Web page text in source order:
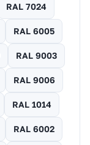
RAL 7024
RAL 6005
RAL 9003
RAL 9006
RAL 1014
RAL 6002